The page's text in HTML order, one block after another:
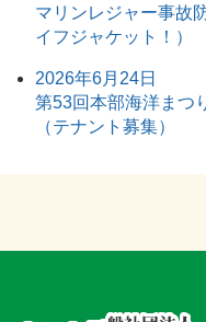
マリンレジャー事故
イフジャケット！）
2026年6月24日
第53回本部海洋まつ
（テナント募集）